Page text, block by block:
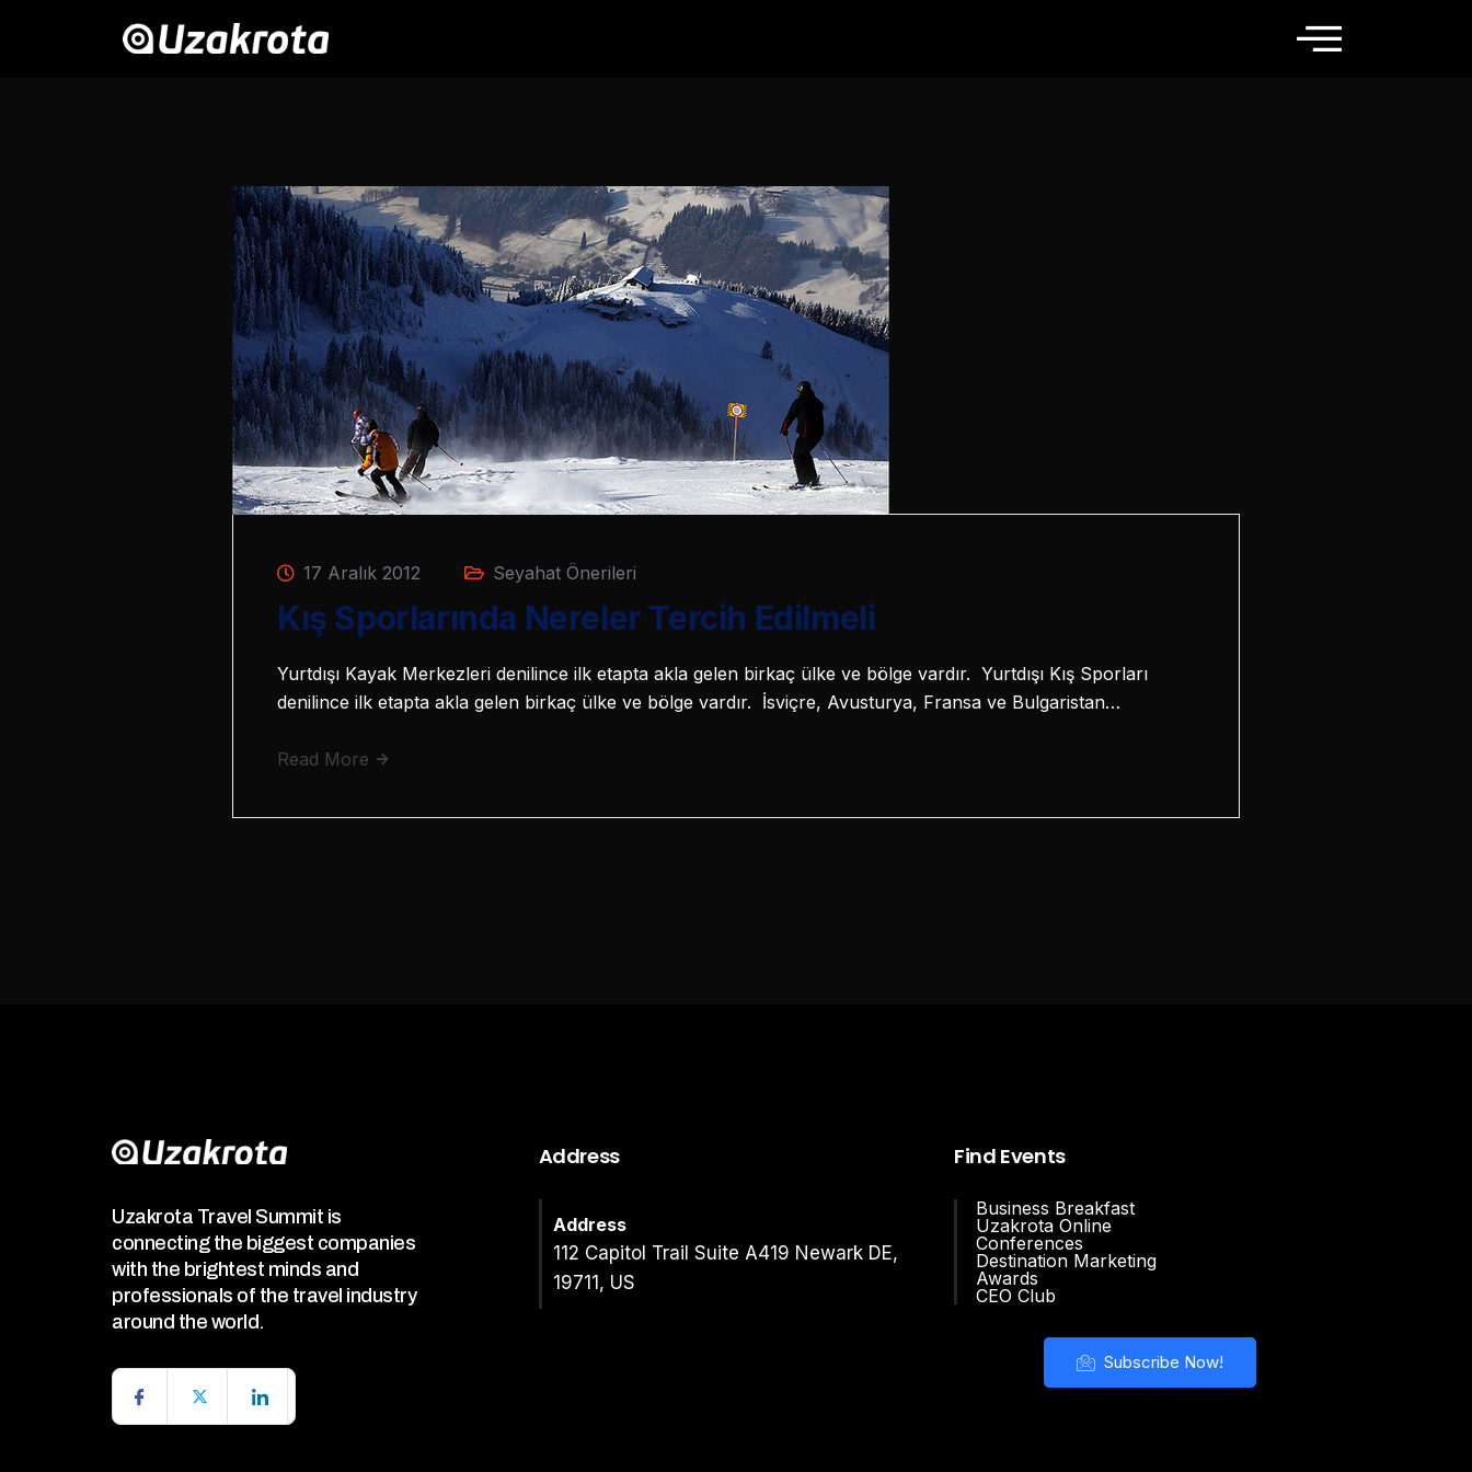
17 Aralık 2012 Seyahat Önerileri
Kış Sporlarında Nereler Tercih Edilmeli
Yurtdışı Kayak Merkezleri denilince ilk etapta akla gelen birkaç ülke ve bölge vardır. Yurtdışı Kış Sporları
denilince ilk etapta akla gelen birkaç ülke ve bölge vardır. İsviçre, Avusturya, Fransa ve Bulgaristan…
Read More
Uzakrota Travel Summit is
connecting the biggest companies
with the brightest minds and
professionals of the travel industry
around the world.
Address
Address
112 Capitol Trail Suite A419 Newark DE,
19711, US
Find Events
Business Breakfast
Uzakrota Online
Conferences
Destination Marketing
Awards
CEO Club
Subscribe Now!